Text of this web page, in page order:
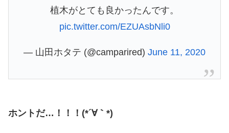
植木がとても良かったんです。
pic.twitter.com/EZUAsbNli0
— 山田ホタテ (@camparired) June 11, 2020
ホントだ…！！！(*´∀｀*)